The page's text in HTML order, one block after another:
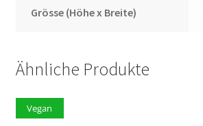
Grösse (Höhe x Breite)
Ähnliche Produkte
Vegan